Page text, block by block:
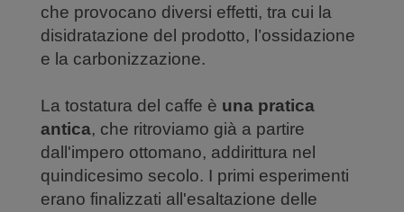
che provocano diversi effetti, tra cui la
disidratazione del prodotto, l’ossidazione
e la carbonizzazione.
La tostatura del caffe è una pratica
antica, che ritroviamo già a partire
dall'impero ottomano, addirittura nel
quindicesimo secolo. I primi esperimenti
erano finalizzati all'esaltazione delle